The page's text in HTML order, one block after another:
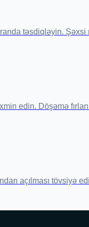
təsdiqləyin.
edin. Döşəmə
açılması tövsiyə